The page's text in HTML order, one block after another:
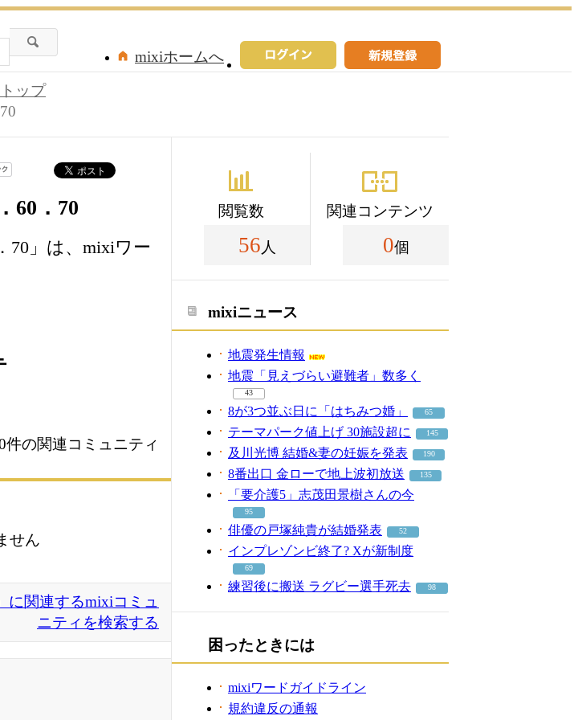
mixiホームへ
ップ
60．70
70」は、mixiワー
件の関連コミュニティ
せん
に関連するmixiコミュ
ニティを検索する
閲覧数
56 人
関連コンテンツ
0個
mixiニュース
地震発生情報
地震「見えづらい避難者」数多く
43
8が3つ並ぶ日に「はちみつ婚」 65
テーマパーク値上げ 30施設超に 145
及川光博 結婚&妻の妊娠を発表 190
8番出口 金ローで地上波初放送 135
「要介護5」志茂田景樹さんの今
95
俳優の戸塚純貴が結婚発表 52
インプレゾンビ終了? Xが新制度
69
練習後に搬送 ラグビー選手死去 98
困ったときには
mixiワードガイドライン
規約違反の通報